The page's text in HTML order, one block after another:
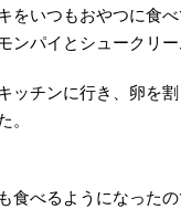
いつもおやつに食べ
パイとシュークリー
ッチンに行き、卵を
。
食べるようになった